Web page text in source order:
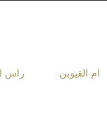
ام القيوين راس